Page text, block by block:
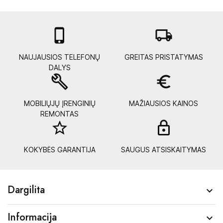

NAUJAUSIOS TELEFONŲ
DALYS
local_shipping
GREITAS PRISTATYMAS
build
MOBILIŲJŲ ĮRENGINIŲ
REMONTAS
euro_symbol
MAŽIAUSIOS KAINOS
star_border
KOKYBĖS GARANTIJA SAUGUS ATSISKAITYMAS
Dargilita 
Informacija 